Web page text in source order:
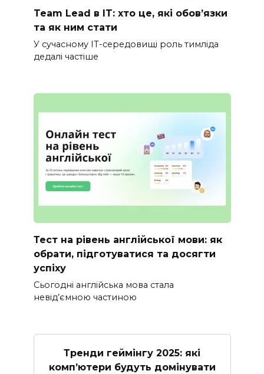
Team Lead в IT: хто це, які обов’язки
та як ним стати
У сучасному IT-середовищі роль тимліда
дедалі частіше
Тест на рівень англійської мови: як
обрати, підготуватися та досягти
успіху
Сьогодні англійська мова стала
невід’ємною частиною
Тренди геймінгу 2025: які
комп’ютери будуть домінувати